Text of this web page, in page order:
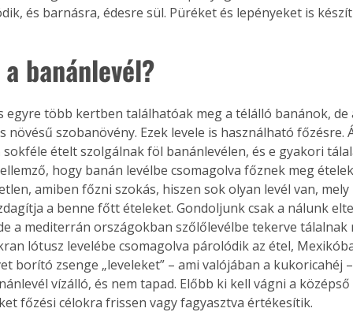
és barnásra, édesre sül. Püréket és lepényeket is
banánlevél?
egyre több kertben találhatóak meg a télálló banánok,
növésű szobanövény. Ezek levele is használható főzésre.
ételt szolgálnak föl banánlevélen, és e gyakori
hogy banán levélbe csomagolva főznek meg
amiben főzni szokás, hiszen sok olyan levél van,
a benne főtt ételeket. Gondoljunk csak a nálunk
a mediterrán országokban szőlőlevélbe tekerve
lótusz levelébe csomagolva párolódik az étel,
borító zsenge „leveleket” – ami valójában a kukoricahéj
vízálló, és nem tapad. Előbb ki kell vágni a
főzési célokra frissen vagy fagyasztva értékesítik.